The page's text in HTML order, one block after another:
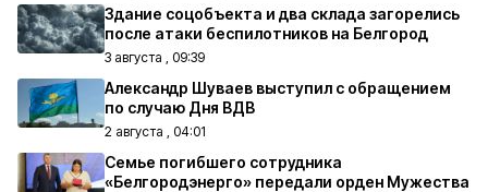
Здание соцобъекта и два склада загорелись
после атаки беспилотников на Белгород
3 августа , 09:39
Александр Шуваев выступил с обращением
по случаю Дня ВДВ
2 августа , 04:01
Семье погибшего сотрудника
«Белгородэнерго» передали орден Мужества